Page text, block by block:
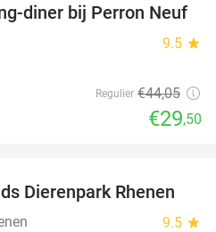
33%
diner bij Perron Neuf
9.5 star
Regulier €44,05
€29,50
19%
Dierenpark Rhenen
9.5 star